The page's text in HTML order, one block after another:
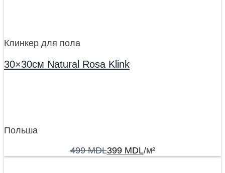
Клинкер для пола
30×30см Natural Rosa Klink
Польша
499MDL399 MDL/м²